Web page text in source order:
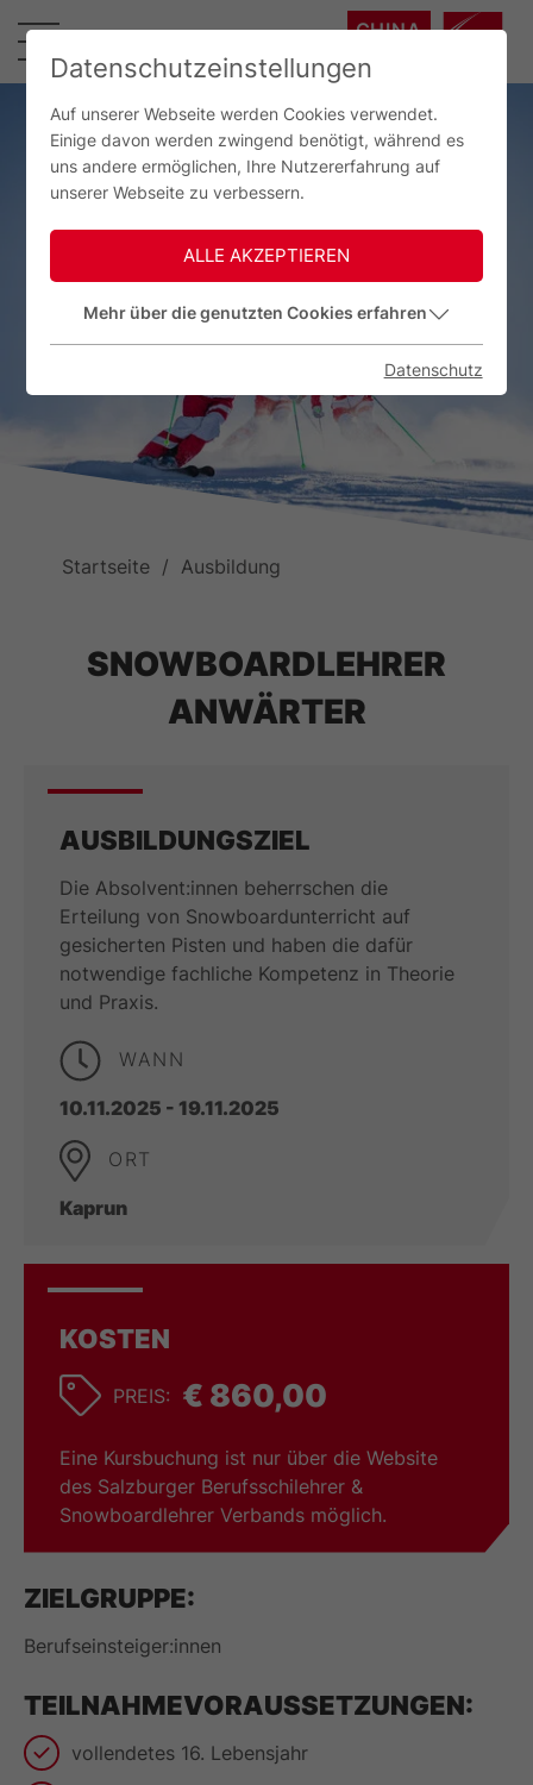
CHINA
Startseite Ausbildung
SNOWBOARDLEHRER
ANWÄRTER
AUSBILDUNGSZIEL
Die Absolvent:innen beherrschen die
Erteilung von Snowboardunterricht auf
gesicherten Pisten und haben die dafür
notwendige fachliche Kompetenz in Theorie
und Praxis.
WANN
10.11.2025 - 19.11.2025
ORT
Kaprun
KOSTEN
PREIS: € 860,00
Eine Kursbuchung ist nur über die Website
des Salzburger Berufsschilehrer &
Snowboardlehrer Verbands möglich.
ZIELGRUPPE:
Berufseinsteiger:innen
TEILNAHMEVORAUSSETZUNGEN:
vollendetes 16. Lebensjahr
Datenschutzeinstellungen
Auf unserer Webseite werden Cookies verwendet.
Einige davon werden zwingend benötigt, während es
uns andere ermöglichen, Ihre Nutzererfahrung auf
unserer Webseite zu verbessern.
ALLE AKZEPTIEREN
Mehr über die genutzten Cookies erfahren
Datenschutz